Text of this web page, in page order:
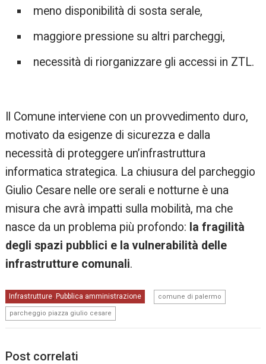
meno disponibilità di sosta serale,
maggiore pressione su altri parcheggi,
necessità di riorganizzare gli accessi in ZTL.
Il Comune interviene con un provvedimento duro,
motivato da esigenze di sicurezza e dalla
necessità di proteggere un’infrastruttura
informatica strategica. La chiusura del parcheggio
Giulio Cesare nelle ore serali e notturne è una
misura che avrà impatti sulla mobilità, ma che
nasce da un problema più profondo: la fragilità
degli spazi pubblici e la vulnerabilità delle
infrastrutture comunali.
Infrastrutture, Pubblica amministrazione comune di palermo
parcheggio piazza giulio cesare
Post correlati